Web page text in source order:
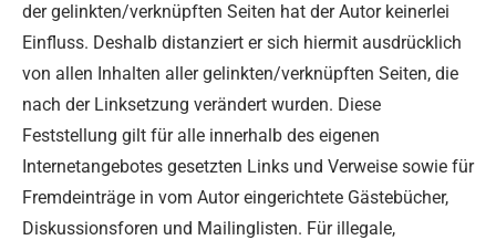
der gelinkten/verknüpften Seiten hat der Autor keinerlei
Einfluss. Deshalb distanziert er sich hiermit ausdrücklich
von allen Inhalten aller gelinkten/verknüpften Seiten, die
nach der Linksetzung verändert wurden. Diese
Feststellung gilt für alle innerhalb des eigenen
Internetangebotes gesetzten Links und Verweise sowie für
Fremdeinträge in vom Autor eingerichtete Gästebücher,
Diskussionsforen und Mailinglisten. Für illegale,